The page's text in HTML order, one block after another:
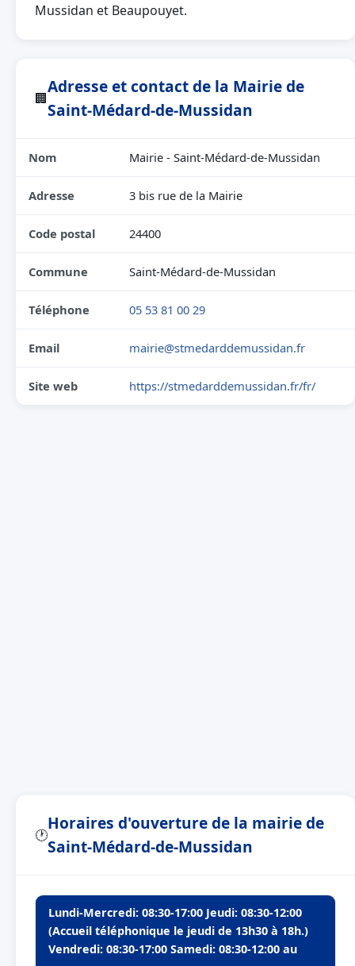
Mussidan et Beaupouyet.
🏢
Adresse et contact de la Mairie de
Saint-Médard-de-Mussidan
Nom Mairie - Saint-Médard-de-Mussidan
Adresse 3 bis rue de la Mairie
Code postal 24400
Commune Saint-Médard-de-Mussidan
Téléphone 05 53 81 00 29
Email mairie@stmedarddemussidan.fr
Site web https://stmedarddemussidan.fr/fr/
🕐
Horaires d'ouverture de la mairie de
Saint-Médard-de-Mussidan
Lundi-Mercredi: 08:30-17:00 Jeudi: 08:30-12:00
(Accueil téléphonique le jeudi de 13h30 à 18h.)
Vendredi: 08:30-17:00 Samedi: 08:30-12:00 au